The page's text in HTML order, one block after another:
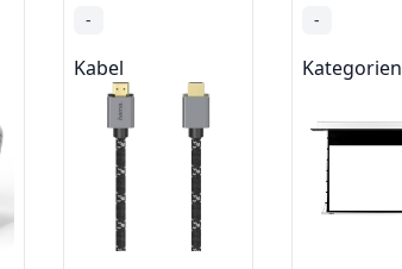
-
Kabel
-
Kategorien